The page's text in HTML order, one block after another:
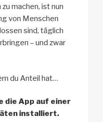
machen, ist nun
von Menschen
sind, täglich
– und zwar
du Anteil hat…
die App auf einer
installiert.